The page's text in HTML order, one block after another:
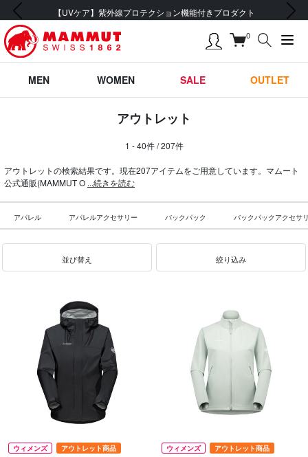
会員登録で【5,500円 (税込) 以上 送料無料】
前の画像 次の画像
0
MEN WOMEN SALE OUTLET
アウトレット
1 - 40件 / 207件
アウトレットの検索結果です。現在207アイテムをご用意しています。マムート
公式通販(MAMMUT O ...続きを読む
アパレル アパレルアクセサリー バックパック バックパックアクセサ
並び替え 絞り込み
ウィメンズ
アウトレット商品
ウィメンズ
アウトレット商品